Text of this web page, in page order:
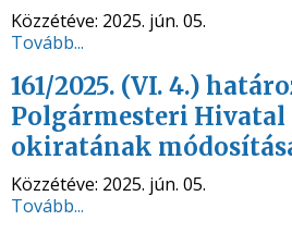
Közzétéve: 2025. jún. 05.
Tovább...
161/2025. (VI. 4.)
Polgármesteri Hivatal
okiratának
Közzétéve: 2025. jún. 05.
Tovább...